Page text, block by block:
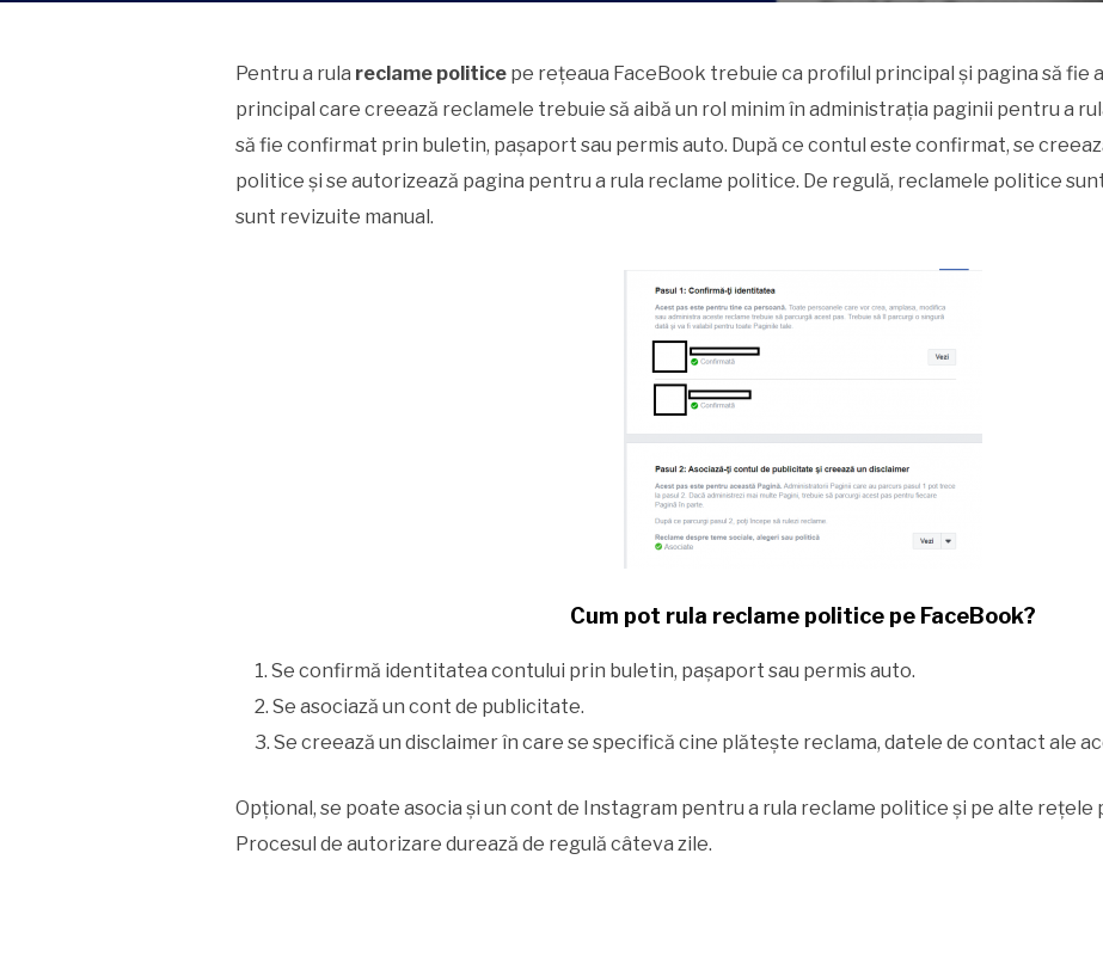
Pentru a rula reclame politice pe rețeaua FaceBook trebuie ca profilul principal și pagina să fie
principal care creează reclamele trebuie să aibă un rol minim în administrația paginii pentru a
să fie confirmat prin buletin, pașaport sau permis auto. După ce contul este confirmat, se
politice și se autorizează pagina pentru a rula reclame politice. De regulă, reclamele politice
sunt revizuite manual.
Cum pot rula reclame politice pe FaceBook?
Se confirmă identitatea contului prin buletin, pașaport sau permis auto.
Se asociază un cont de publicitate.
Se creează un disclaimer în care se specifică cine plătește reclama, datele de contact ale
Opțional, se poate asocia și un cont de Instagram pentru a rula reclame politice și pe alte
Procesul de autorizare durează de regulă câteva zile.